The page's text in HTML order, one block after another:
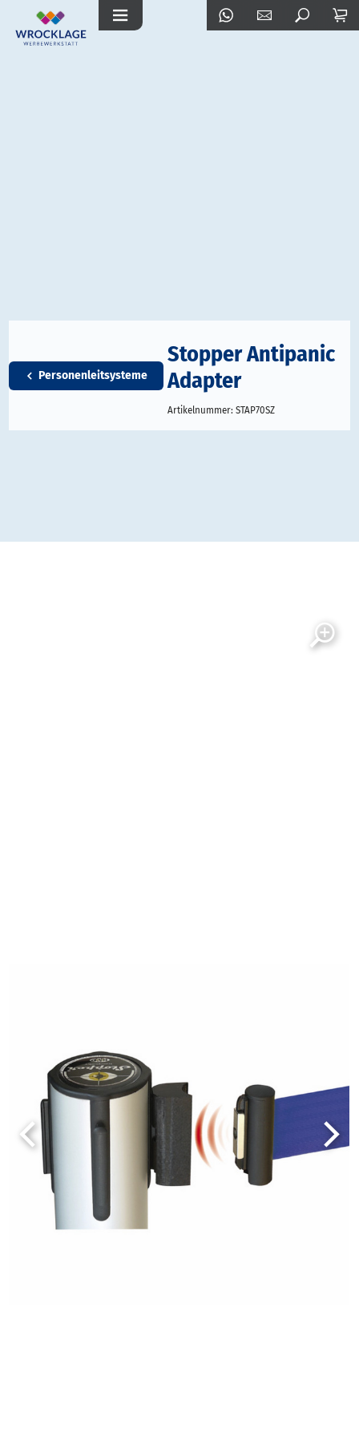
Personenleitsysteme
Stopper Antipanic
Adapter
Artikelnummer: STAP70SZ